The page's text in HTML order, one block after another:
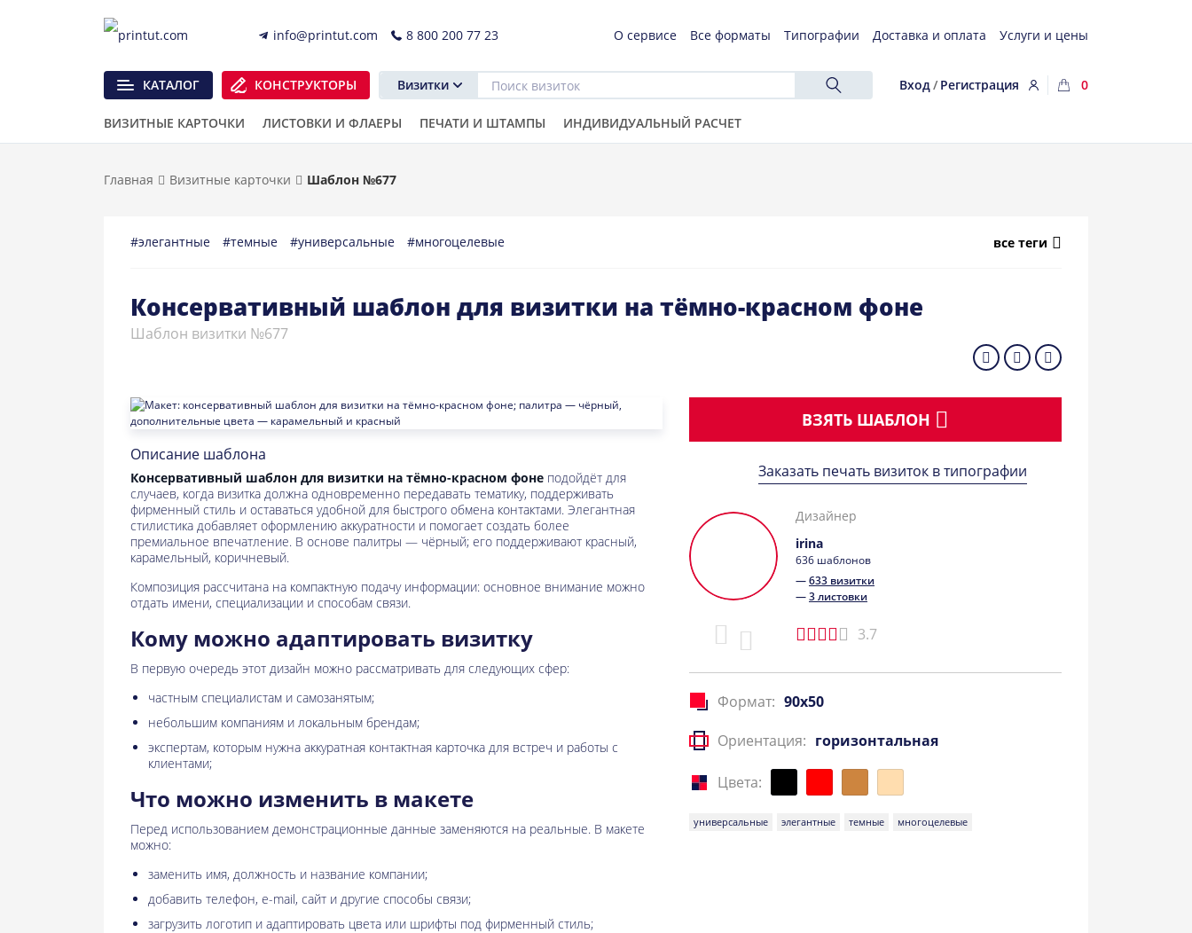
info@printut.com 8 800 200 77 23 О сервисе Все форматы Типографии Доставка и оплата Услуги и цены
КАТАЛОГ КОНСТРУКТОРЫ Визитки Вход/ Регистрация 0
ВИЗИТНЫЕ КАРТОЧКИ ЛИСТОВКИ И ФЛАЕРЫ ПЕЧАТИ И ШТАМПЫ ИНДИВИДУАЛЬНЫЙ РАСЧЕТ
Главная Визитные карточки Шаблон №677
#элегантные #темные #универсальные #многоцелевые все теги
Консервативный шаблон для визитки на тёмно-красном фоне
Шаблон визитки №677
Описание шаблона
Консервативный шаблон для визитки на тёмно-красном фоне подойдёт для
случаев, когда визитка должна одновременно передавать тематику, поддерживать
фирменный стиль и оставаться удобной для быстрого обмена контактами. Элегантная
стилистика добавляет оформлению аккуратности и помогает создать более
премиальное впечатление. В основе палитры — чёрный; его поддерживают красный,
карамельный, коричневый.
Композиция рассчитана на компактную подачу информации: основное внимание можно
отдать имени, специализации и способам связи.
Кому можно адаптировать визитку
В первую очередь этот дизайн можно рассматривать для следующих сфер:
частным специалистам и самозанятым;
небольшим компаниям и локальным брендам;
экспертам, которым нужна аккуратная контактная карточка для встреч и работы с
клиентами;
Что можно изменить в макете
Перед использованием демонстрационные данные заменяются на реальные. В макете
можно:
заменить имя, должность и название компании;
добавить телефон, e-mail, сайт и другие способы связи;
загрузить логотип и адаптировать цвета или шрифты под фирменный стиль;
ВЗЯТЬ ШАБЛОН
Заказать печать визиток в типографии
Дизайнер
irina
636 шаблонов
—633 визитки
—3 листовки
3.7
Формат: 90x50
Ориентация: горизонтальная
Цвета:
универсальные элегантные темные многоцелевые